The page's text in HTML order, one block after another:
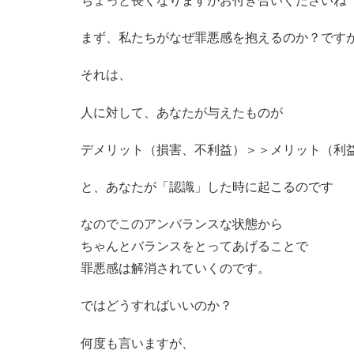
まず、私たちがなぜ罪悪感を抱えるのか？です
それは、
人に対して、あなたが与えたものが
デメリット（損害、不利益）＞＞メリット（利
と、あなたが「認識」した時に起こるのです
なのでこのアンバランスな状態から
ちゃんとバランスをとってあげることで
罪悪感は解消されていくのです。
ではどうすればいいのか？
何度も言いますが、